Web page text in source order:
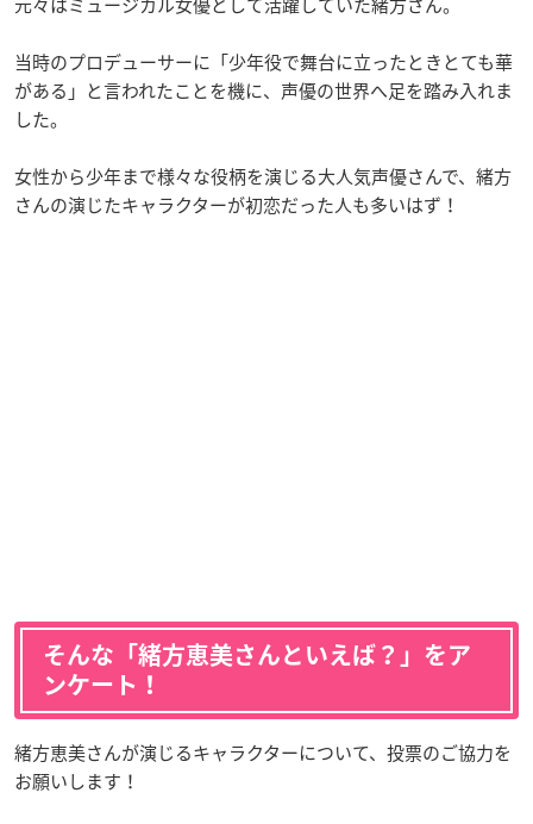
元々はミュージカル女優として活躍していた緒方さん。
当時のプロデューサーに「少年役で舞台に立ったときとても華
がある」と言われたことを機に、声優の世界へ足を踏み入れま
した。
女性から少年まで様々な役柄を演じる大人気声優さんで、緒方
さんの演じたキャラクターが初恋だった人も多いはず！
そんな「緒方恵美さんといえば？」をア
ンケート！
緒方恵美さんが演じるキャラクターについて、投票のご協力を
お願いします！